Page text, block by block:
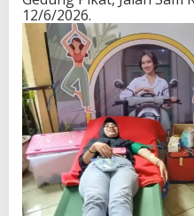
12/6/2026.